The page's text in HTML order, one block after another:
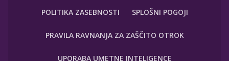
POLITIKA ZASEBNOSTI SPLOŠNI POGOJI
PRAVILA RAVNANJA ZA ZAŠČITO OTROK
UPORABA UMETNE INTELIGENCE